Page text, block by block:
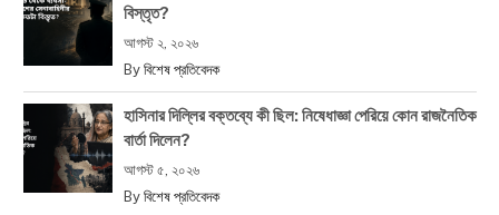
বিস্তৃত?
আগস্ট ২, ২০২৬
By বিশেষ প্রতিবেদক
হাসিনার দিল্লির বক্তব্যে কী ছিল: নিষেধাজ্ঞা পেরিয়ে কোন রাজনৈতিক
বার্তা দিলেন?
আগস্ট ৫, ২০২৬
By বিশেষ প্রতিবেদক